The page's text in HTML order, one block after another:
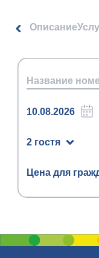
Описание
2 гостя
Цена для